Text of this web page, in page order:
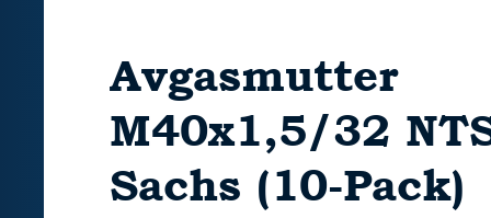
Avgasmutter
M40x1,5/32
Sachs (10-Pack)